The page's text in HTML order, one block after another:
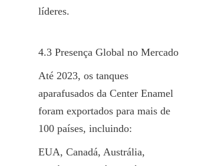
líderes.
4.3 Presença Global no Mercado
Até 2023, os tanques
aparafusados da Center Enamel
foram exportados para mais de
100 países, incluindo:
EUA, Canadá, Austrália,